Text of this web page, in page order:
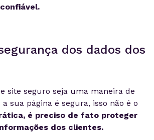
dos dados dos
site seguro seja uma maneira de
sua página é segura, isso não é o
é preciso de fato proteger
dos clientes.